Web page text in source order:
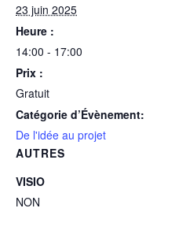
23 juin 2025
Heure :
14:00 - 17:00
Prix :
Gratuit
Catégorie d’Évènement:
De l'idée au projet
AUTRES
VISIO
NON